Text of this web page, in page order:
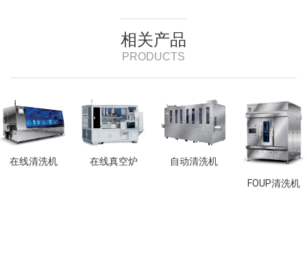
相关产品
PRODUCTS
在线清洗机 在线真空炉
自动清洗机
FOUP清洗机